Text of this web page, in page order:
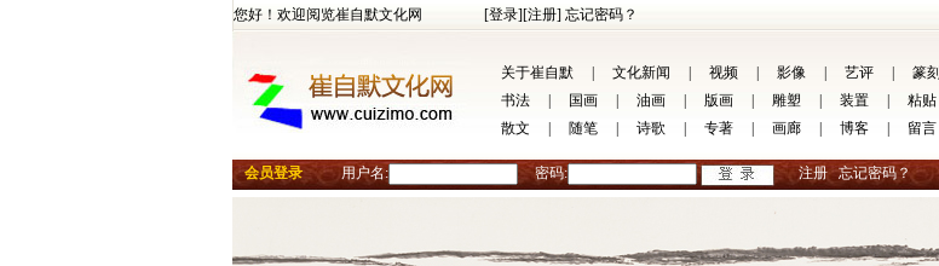
您好！欢迎阅览崔自默文化网 [登录][注册] 忘记密码？
关于崔自默 文化新闻 视频 影像 艺评 篆刻
书法
国画 油画 版画 雕塑 装置 粘贴
散文
随笔 诗歌 专著 画廊 博客 留言
会员登录 用户名: 密码: 注册 忘记密码？